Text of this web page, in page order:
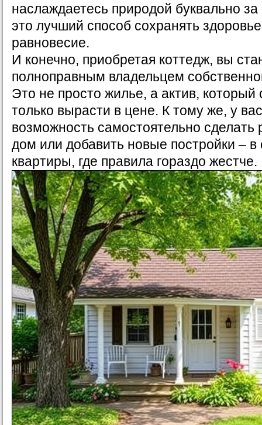
наслаждаетесь природой буквально
это лучший способ сохранять
равновесие.
И конечно, приобретая коттедж, вы
полноправным владельцем
Это не просто жилье, а актив,
только вырасти в цене. К тому же, у
возможность самостоятельно сделать
дом или добавить новые постройки – в
квартиры, где правила гораздо жестче.